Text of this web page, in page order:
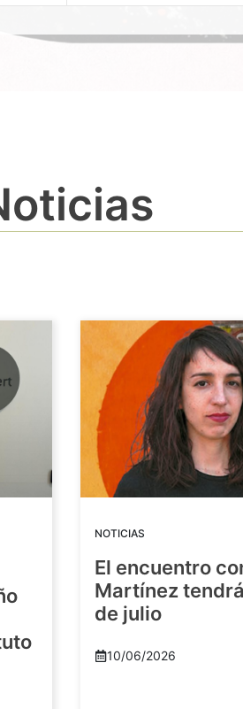
NOTICIAS
El encuentro
Martínez
de julio
10/06/2026